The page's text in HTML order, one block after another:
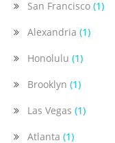
San Francisco (1)
Alexandria (1)
Honolulu (1)
Brooklyn (1)
Las Vegas (1)
Atlanta (1)